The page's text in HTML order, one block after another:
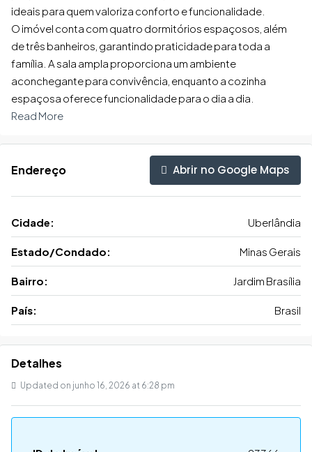
ideais para quem valoriza conforto e funcionalidade.
O imóvel conta com quatro dormitórios espaçosos, além
de três banheiros, garantindo praticidade para toda a
família. A sala ampla proporciona um ambiente
aconchegante para convivência, enquanto a cozinha
espaçosa oferece funcionalidade para o dia a dia.
Read More
Endereço Abrir no Google Maps
Cidade: Uberlândia
Estado/Condado: Minas Gerais
Bairro: Jardim Brasília
País: Brasil
Detalhes
Updated on junho 16, 2026 at 6:28 pm